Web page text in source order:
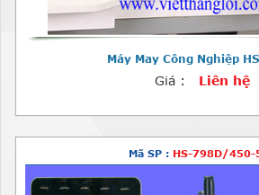
Máy May Công Nghiệp
Giá : Liên hệ
Mã SP : HS-798D/450-